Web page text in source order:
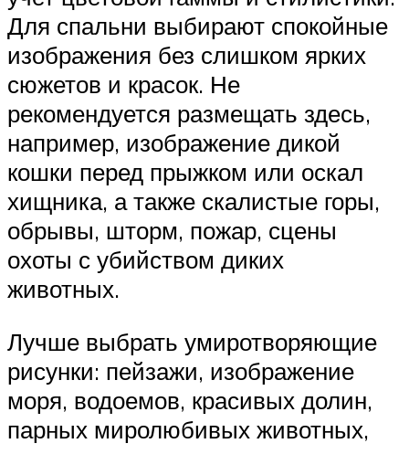
Для спальни выбирают спокойные
изображения без слишком ярких
сюжетов и красок. Не
рекомендуется размещать здесь,
например, изображение дикой
кошки перед прыжком или оскал
хищника, а также скалистые горы,
обрывы, шторм, пожар, сцены
охоты с убийством диких
животных.
Лучше выбрать умиротворяющие
рисунки: пейзажи, изображение
моря, водоемов, красивых долин,
парных миролюбивых животных,